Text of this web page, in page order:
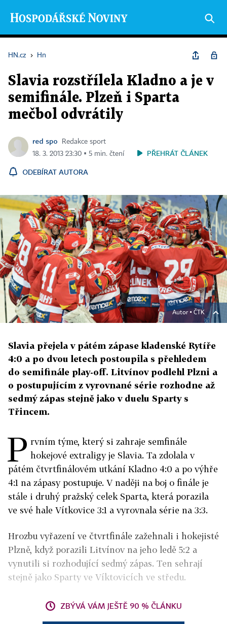
HN.cz › Hn
Slavia rozstřílela Kladno a je v
semifinále. Plzeň i Sparta
mečbol odvrátily
red spo
Redakce sport
18. 3. 2013 23:30 ▪ 5 min. čtení
PŘEHRÁT ČLÁNEK
ODEBÍRAT AUTORA
Autor ▪ ČTK
Slavia přejela v pátém zápase kladenské Rytíře
4:0 a po dvou letech postoupila s přehledem
do semifinále play-off. Litvínov podlehl Plzni a
o postupujícím z vyrovnané série rozhodne až
sedmý zápas stejně jako v duelu Sparty s
Třincem.
P rvním týme, který si zahraje semfinále
hokejové extraligy je Slavia. Ta zdolala v
pátém čtvrtfinálovém utkání Kladno 4:0 a po výhře
4:1 na zápasy postupuje. V naději na boj o finále je
stále i druhý pražský celek Sparta, která porazila
ve své hale Vítkovice 3:1 a vyrovnala série na 3:3.
Hrozbu vyřazení ve čtvrtfinále zažehnali i hokejisté
Plzně, když porazili Litvínov na jeho ledě 5:2 a
vynutili si rozhodující sedmý zápas. Ten sehrají
stejně jako Sparty ve Víktovicích ve středu.
ZBÝVÁ VÁM JEŠTĚ 90 % ČLÁNKU